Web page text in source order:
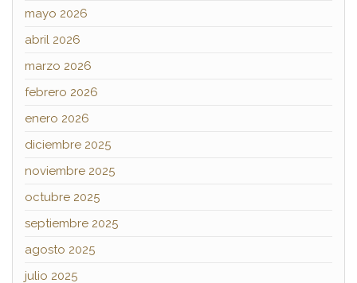
mayo 2026
abril 2026
marzo 2026
febrero 2026
enero 2026
diciembre 2025
noviembre 2025
octubre 2025
septiembre 2025
agosto 2025
julio 2025